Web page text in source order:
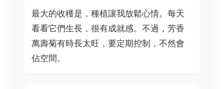
最大的收穫是，種植讓我放鬆心情。每天
看看它們生長，很有成就感。不過，芳香
萬壽菊有時長太旺，要定期控制，不然會
佔空間。